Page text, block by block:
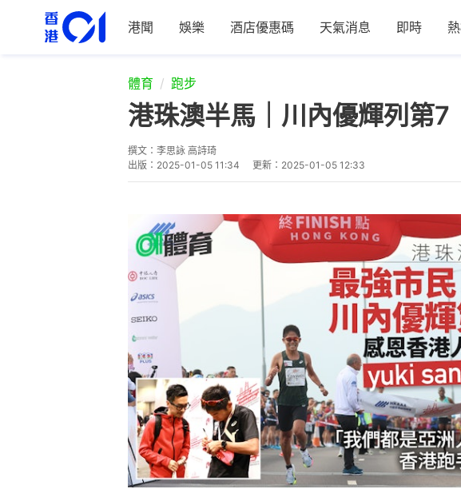
港聞 娛樂 酒店優惠碼 天氣消息 即時
體育 跑步
港珠澳半馬｜川內優輝列
撰文： 李思詠 高詩琦
出版： 2025-01-05 11:34 更新： 2025-01-05 12:33